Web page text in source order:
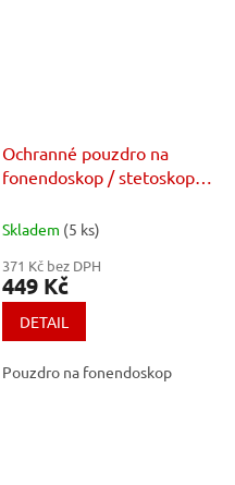
Ochranné pouzdro na
fonendoskop / stetoskop -
Skladem (5 ks)
371 Kč bez DPH
449 Kč
DETAIL
Pouzdro na fonendoskop